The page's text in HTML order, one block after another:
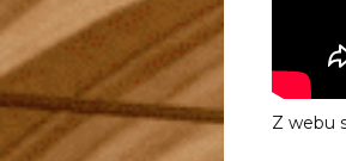
Z webu